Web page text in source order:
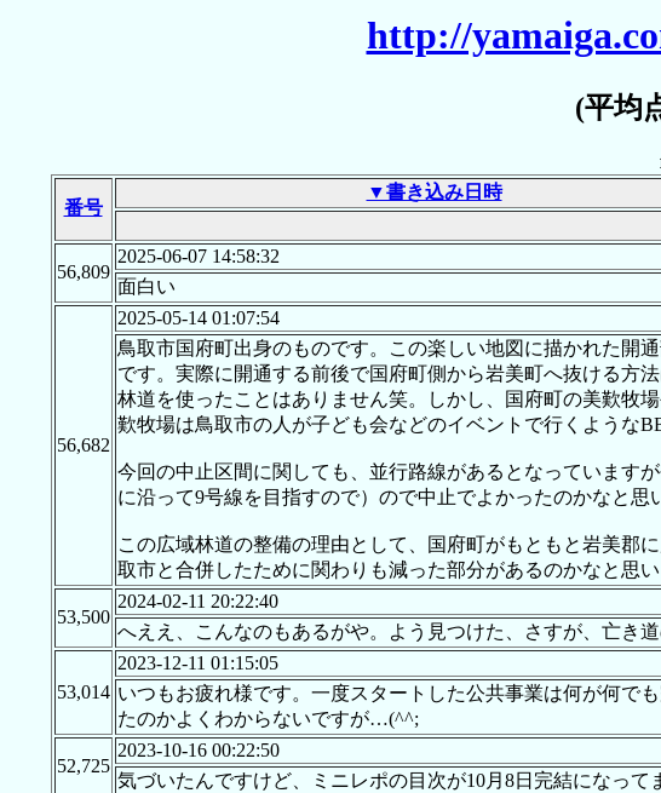
http://
(平均
番号
▼書き込み日時
56,809
2025-06-07 14:58:32
面白い
56,682
2025-05-14 01:07:54
鳥取市国府町出身のものです。この楽しい地図に描かれた開
です。実際に開通する前後で国府町側から岩美町へ抜ける方
林道を使ったことはありません笑。しかし、国府町の美歎牧
歎牧場は鳥取市の人が子ども会などのイベントで行くような
今回の中止区間に関しても、並行路線があるとなっています
に沿って9号線を目指すので）ので中止でよかったのかなと思
この広域林道の整備の理由として、国府町がもともと岩美郡
取市と合併したために関わりも減った部分があるのかなと思
53,500
2024-02-11 20:22:40
へええ、こんなのもあるがや。よう見つけた、さすが、亡き
53,014
2023-12-11 01:15:05
いつもお疲れ様です。一度スタートした公共事業は何が何で
たのかよくわからないですが…(^^;
52,725
2023-10-16 00:22:50
気づいたんですけど、ミニレポの目次が10月8日完結になって